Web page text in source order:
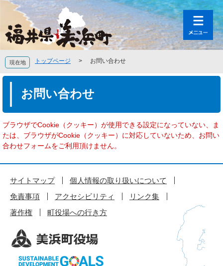
の
頭
で
す
ー
飛
ば
し
文
現在地 トップページ > お問い合わせ
お問い合わせ
ブラウザでCookie（クッキー）が使用できる設定になっていない、ま
たは、ブラウザがCookie（クッキー）に対応していないため、お問い
合わせフォームをご利用頂けません。
サイトマップ
個人情報の取り扱いについて
免責事項
アクセシビリティ
リンク集
著作権
町役場への行き方